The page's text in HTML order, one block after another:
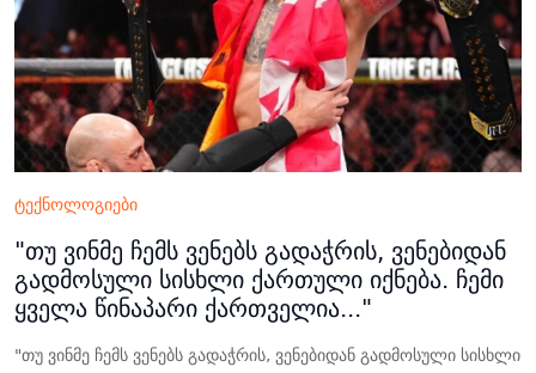
ტექნოლოგიები
"თუ ვინმე ჩემს ვენებს გადაჭრის, ვენებიდან
გადმოსული სისხლი ქართული იქნება. ჩემი
ყველა წინაპარი ქართველია..."
"თუ ვინმე ჩემს ვენებს გადაჭრის, ვენებიდან გადმოსული სისხლი